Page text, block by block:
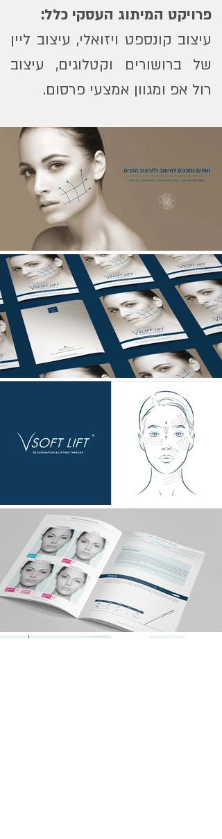
פרויקט המיתוג העסקי כלל:
עיצוב קונספט ויזואלי, עיצוב ליין
של ברושורים וקטלוגים, עיצוב
רול אפ ומגוון אמצעי פרסום.